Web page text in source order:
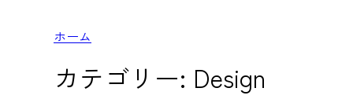
ホーム
カテゴリー: Design